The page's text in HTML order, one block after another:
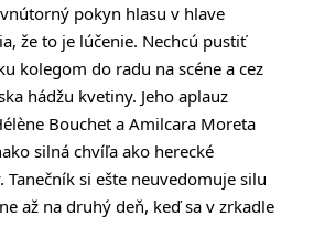
pokyn hlasu v hlave
že to je lúčenie. Nechcú pustiť
kolegom do radu na scéne a cez
hádžu kvetiny. Jeho aplauz
Bouchet a Amilcara Moreta
silná chvíľa ako herecké
Tanečník si ešte neuvedomuje silu
až na druhý deň, keď sa v zrkadle